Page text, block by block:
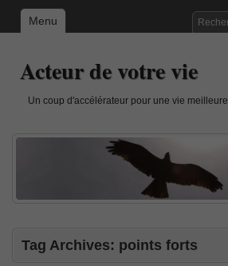
Menu
Acteur de votre vie
Un coup d'accélérateur pour une vie meilleure
Tag Archives: points forts